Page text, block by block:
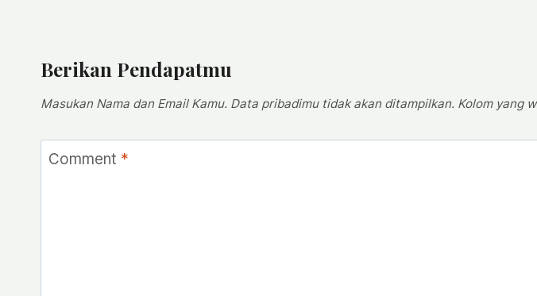
Berikan Pendapatmu
Masukan Nama dan Email Kamu. Data pribadimu tidak akan ditampilkan. Kolom yang
Comment *